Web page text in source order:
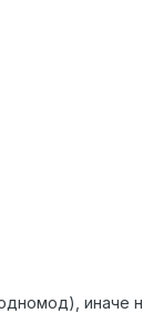
иначе